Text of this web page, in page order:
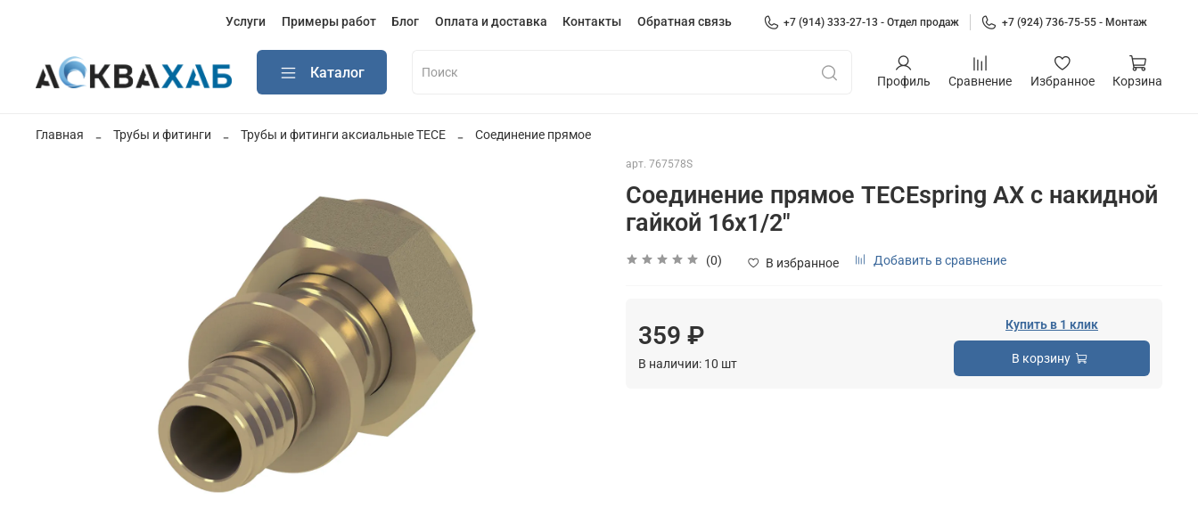
Услуги Примеры работ Блог Оплата и доставка Контакты Обратная связь +7 (914) 333-27-13 - Отдел продаж +7 (924) 736-75-55 - Монтаж
Каталог
Профиль Сравнение Избранное Корзина
Главная Трубы и фитинги Трубы и фитинги аксиальные TECE Соединение прямое
арт. 767578S
Соединение прямое TECEspring AX с накидной
гайкой 16х1/2"
(0) В избранное Добавить в сравнение
359 ₽
В наличии: 10 шт
Купить в 1 клик
В корзину